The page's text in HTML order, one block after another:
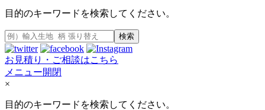
目的のキーワードを検索してください。
検索
お見積り・ご相談はこちら
メニュー開閉
×
目的のキーワードを検索してください。